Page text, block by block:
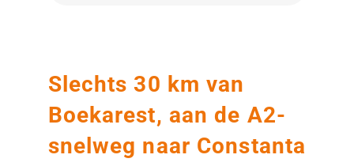
Slechts 30 km van
Boekarest, aan de A2-
snelweg naar Constanta